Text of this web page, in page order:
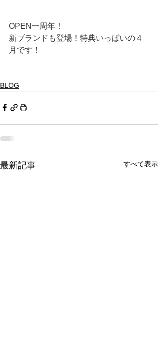
OPEN一周年！
新ブランドも登場！特典いっぱいの４
月です！
BLOG
最新記事 すべて表示